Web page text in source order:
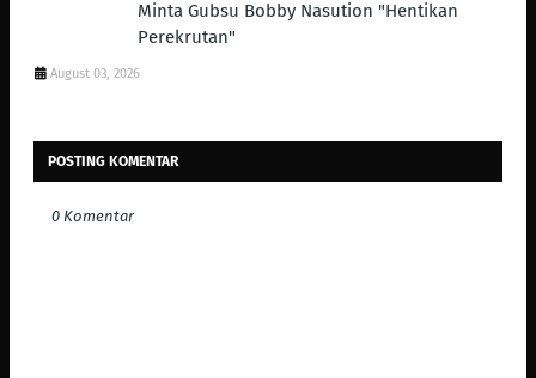
Minta Gubsu Bobby Nasution "Hentikan
Perekrutan"
August 03, 2026
POSTING KOMENTAR
0 Komentar